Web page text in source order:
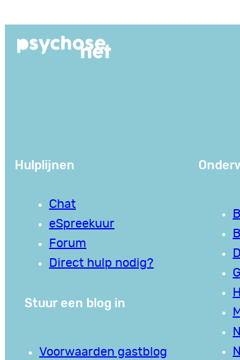
de
Hulplijnen
Chat
eSpreekuur
Forum
Direct hulp nodig?
Stuur een blog in
Voorwaarden gastblog